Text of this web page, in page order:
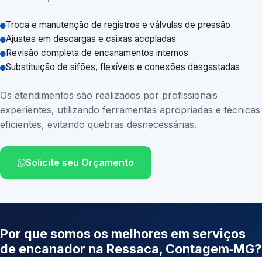
Troca e manutenção de registros e válvulas de pressão
Ajustes em descargas e caixas acopladas
Revisão completa de encanamentos internos
Substituição de sifões, flexíveis e conexões desgastadas
Os atendimentos são realizados por profissionais
experientes, utilizando ferramentas apropriadas e técnicas
eficientes, evitando quebras desnecessárias.
Solicite seu Orçamento
Por que somos os melhores em serviços
de encanador na Ressaca, Contagem‑MG?